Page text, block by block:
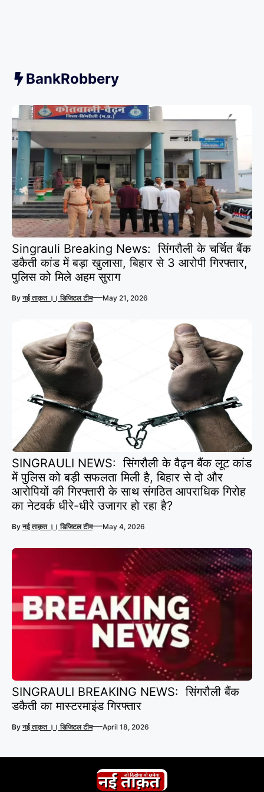
BankRobbery
Singrauli Breaking News: सिंगरौली के चर्चित बैंक
डकैती कांड में बड़ा खुलासा, बिहार से 3 आरोपी गिरफ्तार,
पुलिस को मिले अहम सुराग
Byनई ताक़त ।। डिजिटल टीम—May 21, 2026
SINGRAULI NEWS: सिंगरौली के वैढ़न बैंक लूट कांड
में पुलिस को बड़ी सफलता मिली है, बिहार से दो और
आरोपियों की गिरफ्तारी के साथ संगठित आपराधिक गिरोह
का नेटवर्क धीरे-धीरे उजागर हो रहा है?
Byनई ताक़त ।। डिजिटल टीम—May 4, 2026
SINGRAULI BREAKING NEWS: सिंगरौली बैंक
डकैती का मास्टरमाइंड गिरफ्तार
Byनई ताक़त ।। डिजिटल टीम—April 18, 2026